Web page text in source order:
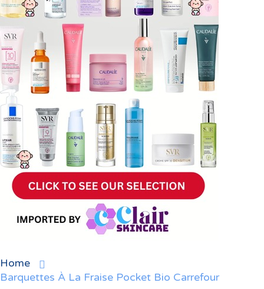
Home
Barquettes À La Fraise Pocket Bio Carrefour